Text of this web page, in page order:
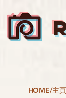
HOME/主頁